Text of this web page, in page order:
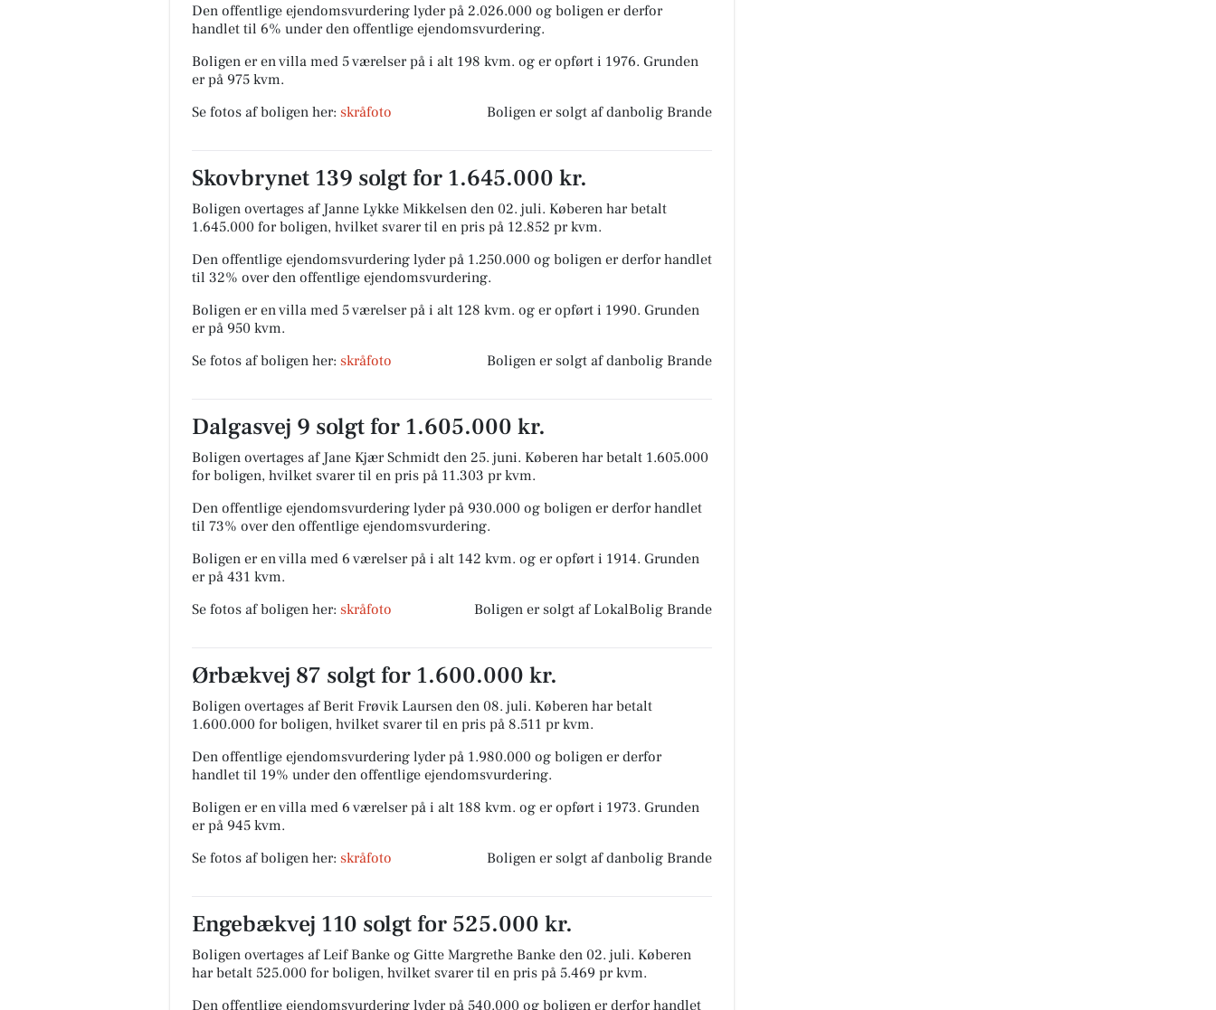
Den offentlige ejendomsvurdering lyder på 2.026.000 og boligen er derfor
handlet til 6% under den offentlige ejendomsvurdering.
Boligen er en villa med 5 værelser på i alt 198 kvm. og er opført i 1976. Grunden
er på 975 kvm.
Se fotos af boligen her: skråfoto Boligen er solgt af danbolig Brande
Skovbrynet 139 solgt for 1.645.000 kr.
Boligen overtages af Janne Lykke Mikkelsen den 02. juli. Køberen har betalt
1.645.000 for boligen, hvilket svarer til en pris på 12.852 pr kvm.
Den offentlige ejendomsvurdering lyder på 1.250.000 og boligen er derfor handlet
til 32% over den offentlige ejendomsvurdering.
Boligen er en villa med 5 værelser på i alt 128 kvm. og er opført i 1990. Grunden
er på 950 kvm.
Se fotos af boligen her: skråfoto Boligen er solgt af danbolig Brande
Dalgasvej 9 solgt for 1.605.000 kr.
Boligen overtages af Jane Kjær Schmidt den 25. juni. Køberen har betalt 1.605.000
for boligen, hvilket svarer til en pris på 11.303 pr kvm.
Den offentlige ejendomsvurdering lyder på 930.000 og boligen er derfor handlet
til 73% over den offentlige ejendomsvurdering.
Boligen er en villa med 6 værelser på i alt 142 kvm. og er opført i 1914. Grunden
er på 431 kvm.
Se fotos af boligen her: skråfoto Boligen er solgt af LokalBolig Brande
Ørbækvej 87 solgt for 1.600.000 kr.
Boligen overtages af Berit Frøvik Laursen den 08. juli. Køberen har betalt
1.600.000 for boligen, hvilket svarer til en pris på 8.511 pr kvm.
Den offentlige ejendomsvurdering lyder på 1.980.000 og boligen er derfor
handlet til 19% under den offentlige ejendomsvurdering.
Boligen er en villa med 6 værelser på i alt 188 kvm. og er opført i 1973. Grunden
er på 945 kvm.
Se fotos af boligen her: skråfoto Boligen er solgt af danbolig Brande
Engebækvej 110 solgt for 525.000 kr.
Boligen overtages af Leif Banke og Gitte Margrethe Banke den 02. juli. Køberen
har betalt 525.000 for boligen, hvilket svarer til en pris på 5.469 pr kvm.
Den offentlige ejendomsvurdering lyder på 540.000 og boligen er derfor handlet